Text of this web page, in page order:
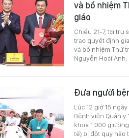
và bổ nhiệm
giáo
Chiều 21-7, tại trụ
trao quyết định
và bổ nhiệm Thứ
Nguyễn Hoài Anh.
Đưa người
Lúc 12 giờ 15
Bệnh viện Quân y
khoa 1.000
tế) bị đột quỵ não